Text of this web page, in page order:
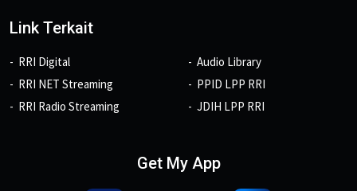
Link Terkait
RRI Digital
RRI NET Streaming
RRI Radio Streaming
Audio Library
PPID LPP RRI
JDIH LPP RRI
Get My App